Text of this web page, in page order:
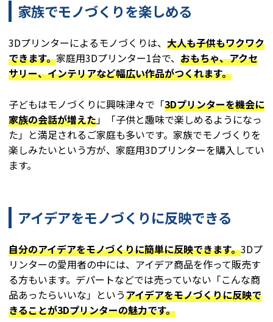
家族でモノづくりを楽しめる
3Dプリンターによるモノづくりは、 大人も子供もワクワク
できます。家庭用3Dプリンター1台で、 おもちゃ、アクセ
サリー、インテリアなど幅広い作品がつくれます。
子どもはモノづくりに興味津々で「3Dプリンターを機会に
家族の会話が増えた」「子供と趣味で楽しめるようになっ
た」と満足されるご家庭も多いです。家族でモノづくりを
楽しみたいという方が、家庭用3Dプリンターを購入してい
ます。
アイデアをモノづくりに反映できる
自分のアイデアをモノづくりに簡単に反映できます。3Dプ
リンターの愛用者の中には、アイデア商品を作って販売す
る方もいます。デパートなどでは売っていない「こんな商
品あったらいいな」というアイデアをモノづくりに反映で
きることが3Dプリンターの魅力です。